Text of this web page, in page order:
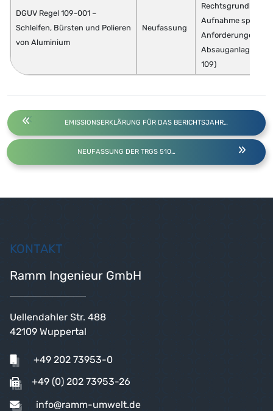
DGUV Regel 109-001 –
Schleifen, Bürsten und Polieren
von Aluminium
Neufassung
Rechtsgrundlagen
Aufnahme
Anforderungen an
Absauganlagen
109)
EMISSIONSERKLÄRUNG FÜR DAS BERICHTSJAHR…
NEUFASSUNG DER TRGS 510…
KONTAKT
Ramm Ingenieur GmbH
Uellendahler Str. 488
42109 Wuppertal
+49 202 73953-0
+49 (0) 202 73953-26
info@ramm-umwelt.de